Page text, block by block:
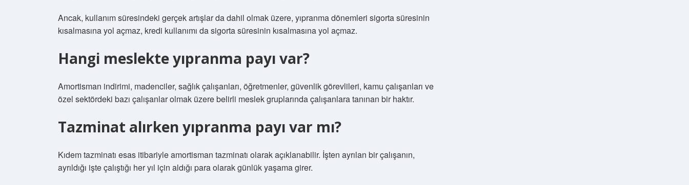
Ancak, kullanım süresindeki gerçek artışlar da dahil olmak üzere, yıpranma dönemleri sigorta süresinin
kısalmasına yol açmaz, kredi kullanımı da sigorta süresinin kısalmasına yol açmaz.
Hangi meslekte yıpranma payı var?
Amortisman indirimi, madenciler, sağlık çalışanları, öğretmenler, güvenlik görevlileri, kamu çalışanları ve
özel sektördeki bazı çalışanlar olmak üzere belirli meslek gruplarında çalışanlara tanınan bir haktır.
Tazminat alırken yıpranma payı var mı?
Kıdem tazminatı esas itibariyle amortisman tazminatı olarak açıklanabilir. İşten ayrılan bir çalışanın,
ayrıldığı işte çalıştığı her yıl için aldığı para olarak günlük yaşama girer.